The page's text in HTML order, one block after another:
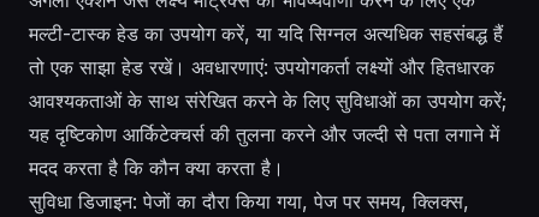
मल्टी-टास्क हेड का उपयोग करें, या यदि सिग्नल अत्यधिक सहसंबद्ध हैं
तो एक साझा हेड रखें। अवधारणाएं: उपयोगकर्ता लक्ष्यों और हितधारक
आवश्यकताओं के साथ संरेखित करने के लिए सुविधाओं का उपयोग करें;
यह दृष्टिकोण आर्किटेक्चर्स की तुलना करने और जल्दी से पता लगाने में
मदद करता है कि कौन क्या करता है।
सुविधा डिजाइन: पेजों का दौरा किया गया, पेज पर समय, क्लिक्स,